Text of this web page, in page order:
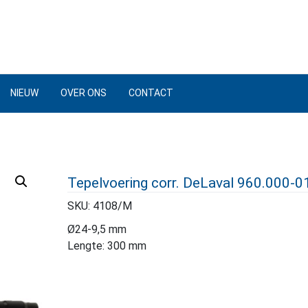
NIEUW OVER ONS CONTACT
Tepelvoering corr. DeLaval 960.000-01
SKU: 4108/M
Ø24-9,5 mm
Lengte: 300 mm